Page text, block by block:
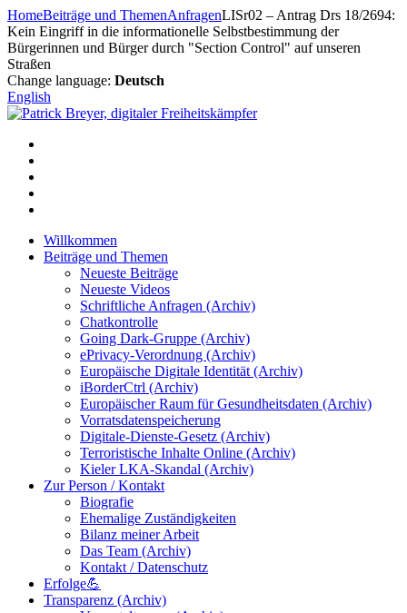
Zum
Inhalt
springen
HomeBeiträge und ThemenAnfragenLISr02 – Antrag Drs 18/2694:
Kein Eingriff in die informationelle Selbstbestimmung der
Bürgerinnen und Bürger durch "Section Control" auf unseren
Straßen
Change language: Deutsch
English
Willkommen
Beiträge und Themen
Neueste Beiträge
Neueste Videos
Schriftliche Anfragen (Archiv)
Chatkontrolle
Going Dark-Gruppe (Archiv)
ePrivacy-Verordnung (Archiv)
Europäische Digitale Identität (Archiv)
iBorderCtrl (Archiv)
Europäischer Raum für Gesundheitsdaten (Archiv)
Vorratsdatenspeicherung
Digitale-Dienste-Gesetz (Archiv)
Terroristische Inhalte Online (Archiv)
Kieler LKA-Skandal (Archiv)
Zur Person / Kontakt
Biografie
Ehemalige Zuständigkeiten
Bilanz meiner Arbeit
Das Team (Archiv)
Kontakt / Datenschutz
Erfolge💪
Transparenz (Archiv)